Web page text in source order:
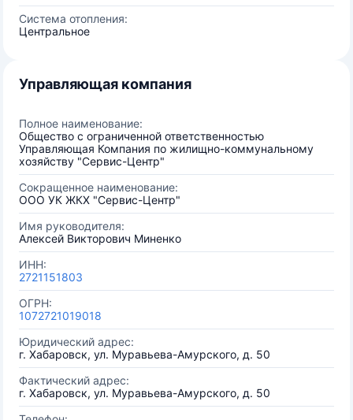
Система отопления:
Центральное
Управляющая компания
Полное наименование:
Общество с ограниченной ответственностью
Управляющая Компания по жилищно-коммунальному
хозяйству "Сервис-Центр"
Сокращенное наименование:
ООО УК ЖКХ "Сервис-Центр"
Имя руководителя:
Алексей Викторович Миненко
ИНН:
2721151803
ОГРН:
1072721019018
Юридический адрес:
г. Хабаровск, ул. Муравьева-Амурского, д. 50
Фактический адрес:
г. Хабаровск, ул. Муравьева-Амурского, д. 50